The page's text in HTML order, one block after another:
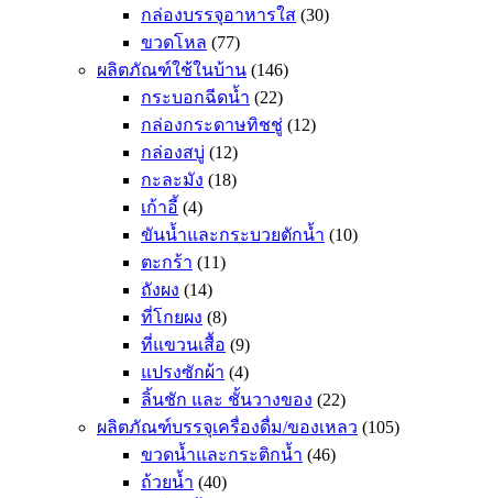
กล่องบรรจุอาหารใส (30)
ขวดโหล (77)
ผลิตภัณฑ์ใช้ในบ้าน (146)
กระบอกฉีดน้ำ (22)
กล่องกระดาษทิชชู่ (12)
กล่องสบู่ (12)
กะละมัง (18)
เก้าอี้ (4)
ขันน้ำและกระบวยตักน้ำ (10)
ตะกร้า (11)
ถังผง (14)
ที่โกยผง (8)
ที่แขวนเสื้อ (9)
แปรงซักผ้า (4)
ลิ้นชัก และ ชั้นวางของ (22)
ผลิตภัณฑ์บรรจุเครื่องดื่ม/ของเหลว (105)
ขวดน้ำและกระติกน้ำ (46)
ถ้วยน้ำ (40)